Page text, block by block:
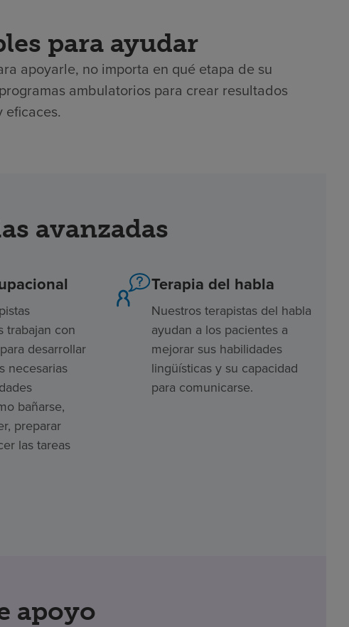
para ayudar
apoyarle, no importa en qué etapa de su
ambulatorios para crear resultados
eficaces.
avanzadas
trabajan con
desarrollar
necesarias
bañarse,
preparar
las tareas
Terapia del habla
Nuestros terapistas del habla
ayudan a los pacientes a
mejorar sus habilidades
lingüísticas y su capacidad
para comunicarse.
apoyo